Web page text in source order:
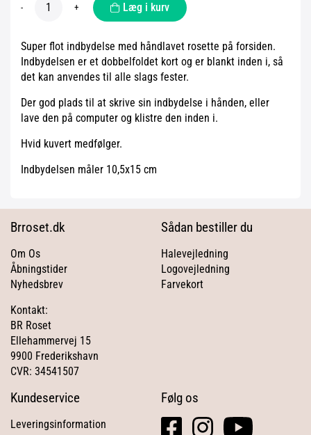
- + Læg i kurv
Super flot indbydelse med håndlavet rosette på forsiden.
Indbydelsen er et dobbelfoldet kort og er blankt inden i, så
det kan anvendes til alle slags fester.
Der god plads til at skrive sin indbydelse i hånden, eller
lave den på computer og klistre den inden i.
Hvid kuvert medfølger.
Indbydelsen måler 10,5x15 cm
Brroset.dk
Om Os
Åbningstider
Nyhedsbrev
Kontakt:
BR Roset
Ellehammervej 15
9900 Frederikshavn
CVR: 34541507
Sådan bestiller du
Halevejledning
Logovejledning
Farvekort
Kundeservice
Leveringsinformation
Følg os
facebookinstagramyoutube